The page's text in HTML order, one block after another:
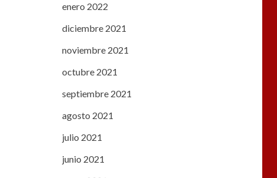
enero 2022
diciembre 2021
noviembre 2021
octubre 2021
septiembre 2021
agosto 2021
julio 2021
junio 2021